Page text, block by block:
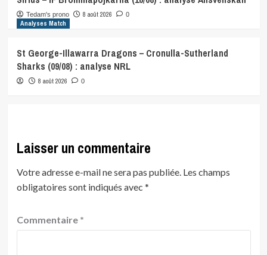
Tedam's prono 8 août 2026 0
Analyses Match
St George-Illawarra Dragons – Cronulla-Sutherland
Sharks (09/08) : analyse NRL
8 août 2026 0
Laisser un commentaire
Votre adresse e-mail ne sera pas publiée. Les champs
obligatoires sont indiqués avec *
Commentaire *